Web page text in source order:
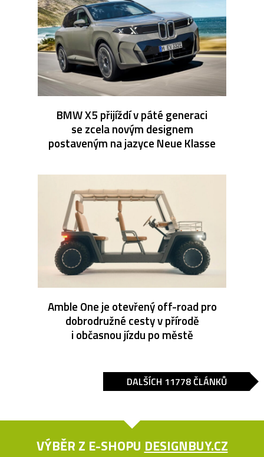
BMW X5 přijíždí v páté generaci
se zcela novým designem
postaveným na jazyce Neue Klasse
Amble One je otevřený off-road pro
dobrodružné cesty v přírodě
i občasnou jízdu po městě
DALŠÍCH 11778 ČLÁNKŮ
VÝBĚR Z E-SHOPU DESIGNBUY.CZ